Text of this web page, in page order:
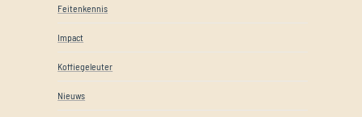
Feitenkennis
Impact
Koffiegeleuter
Nieuws